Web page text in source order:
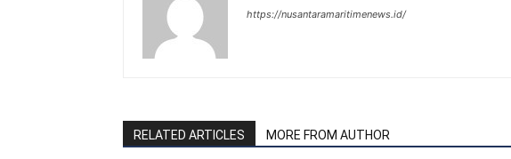
https://nusantaramaritimenews.id/
RELATED ARTICLES MORE FROM AUTHOR